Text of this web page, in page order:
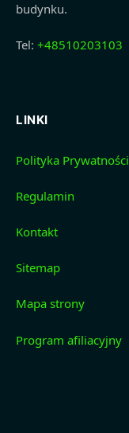
budynku.
Tel: +48510203103
LINKI
Polityka Prywatności
Regulamin
Kontakt
Sitemap
Mapa strony
Program afiliacyjny